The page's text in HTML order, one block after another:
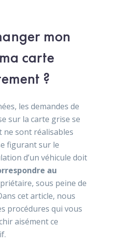
mon
carte
?
les demandes de
sur la carte grise se
ne sont réalisables
figurant sur le
d’un véhicule doit
au
sous peine de
cet article, nous
procédures qui vous
aisément ce